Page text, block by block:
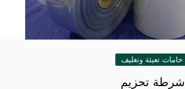
خامات تعبئة وتغليف
أشرطة تحزيم